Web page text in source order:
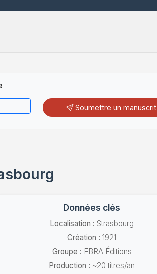
Soumettre un manuscrit
Données clés
Localisation : Strasbourg
Création : 1921
Groupe : EBRA Éditions
Production : ~20 titres/an